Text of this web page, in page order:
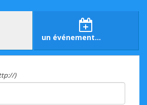
un événement…
)